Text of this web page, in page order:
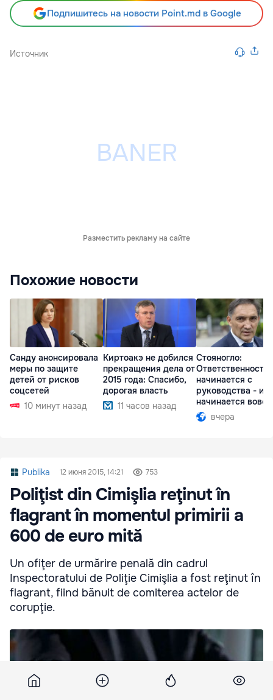
Подпишитесь на новости Point.md в Google
Источник
Разместить рекламу на сайте
Похожие новости
Санду анонсировала
меры по защите
детей от рисков
соцсетей
10 минут назад
Киртоакэ не добился
прекращения дела от
2015 года: Спасибо,
дорогая власть
11 часов назад
Стояногло:
Ответственность
начинается с
руководства -
начинается вовсе
вчера
Publika 12 июня 2015, 14:21 753
Poliţist din Cimişlia reţinut în
flagrant în momentul primirii a
600 de euro mită
Un ofiţer de urmărire penală din cadrul
Inspectoratului de Poliţie Cimişlia a fost reţinut în
flagrant, fiind bănuit de comiterea actelor de
corupţie.